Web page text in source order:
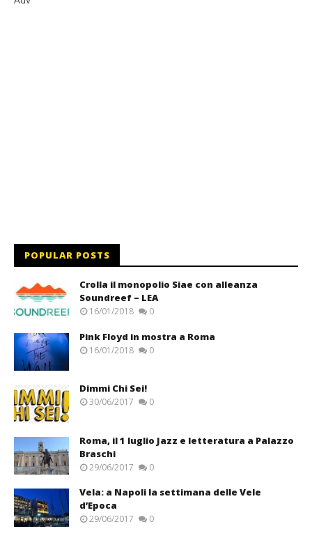
POPULAR POSTS
Crolla il monopolio Siae con alleanza
Soundreef – LEA
16/01/2018 0
Pink Floyd in mostra a Roma
16/01/2018 0
Dimmi Chi Sei!
30/06/2017 0
Roma, il 1 luglio Jazz e letteratura a Palazzo
Braschi
29/06/2017 0
Vela: a Napoli la settimana delle Vele
d’Epoca
29/06/2017 0